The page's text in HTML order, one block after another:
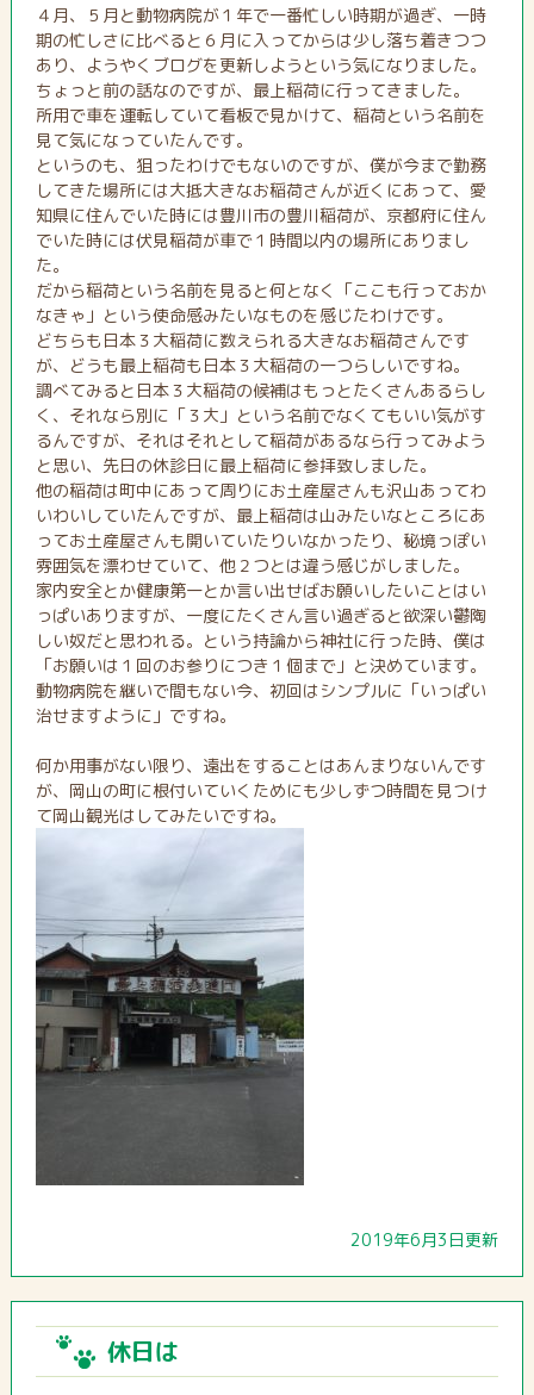
４月、５月と動物病院が１年で一番忙しい時期が過ぎ、一時
期の忙しさに比べると６月に入ってからは少し落ち着きつつ
あり、ようやくブログを更新しようという気になりました。
ちょっと前の話なのですが、最上稲荷に行ってきました。
所用で車を運転していて看板で見かけて、稲荷という名前を
見て気になっていたんです。
というのも、狙ったわけでもないのですが、僕が今まで勤務
してきた場所には大抵大きなお稲荷さんが近くにあって、愛
知県に住んでいた時には豊川市の豊川稲荷が、京都府に住ん
でいた時には伏見稲荷が車で１時間以内の場所にありまし
た。
だから稲荷という名前を見ると何となく「ここも行っておか
なきゃ」という使命感みたいなものを感じたわけです。
どちらも日本３大稲荷に数えられる大きなお稲荷さんです
が、どうも最上稲荷も日本３大稲荷の一つらしいですね。
調べてみると日本３大稲荷の候補はもっとたくさんあるらし
く、それなら別に「３大」という名前でなくてもいい気がす
るんですが、それはそれとして稲荷があるなら行ってみよう
と思い、先日の休診日に最上稲荷に参拝致しました。
他の稲荷は町中にあって周りにお土産屋さんも沢山あってわ
いわいしていたんですが、最上稲荷は山みたいなところにあ
ってお土産屋さんも開いていたりいなかったり、秘境っぽい
雰囲気を漂わせていて、他２つとは違う感じがしました。
家内安全とか健康第一とか言い出せばお願いしたいことはい
っぱいありますが、一度にたくさん言い過ぎると欲深い鬱陶
しい奴だと思われる。という持論から神社に行った時、僕は
「お願いは１回のお参りにつき１個まで」と決めています。
動物病院を継いで間もない今、初回はシンプルに「いっぱい
治せますように」ですね。
何か用事がない限り、遠出をすることはあんまりないんです
が、岡山の町に根付いていくためにも少しずつ時間を見つけ
て岡山観光はしてみたいですね。
2019年6月3日更新
休日は